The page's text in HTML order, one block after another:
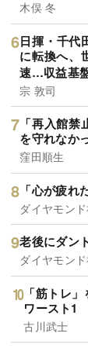
木俣 冬
日揮・千代
に転換へ、
速…収益基
宗 敦司
「再入館
を守れなか
窪田順生
「心が疲
ダイヤモン
老後にダン
ダイヤモン
「筋トレ」
ワースト1
古川武士